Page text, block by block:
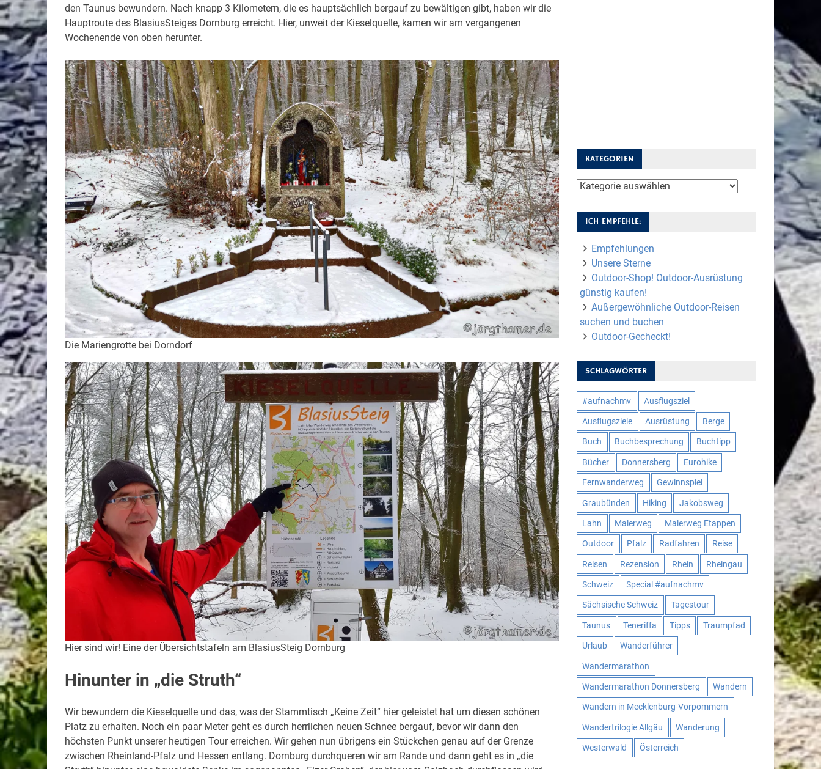
den Taunus bewundern. Nach knapp 3 Kilometern, die es hauptsächlich bergauf zu bewältigen gibt, haben wir die
Hauptroute des BlasiusSteiges Dornburg erreicht. Hier, unweit der Kieselquelle, kamen wir am vergangenen
Wochenende von oben herunter.
Die Mariengrotte bei Dorndorf
Hier sind wir! Eine der Übersichtstafeln am BlasiusSteig Dornburg
Hinunter in „die Struth“
Wir bewundern die Kieselquelle und das, was der Stammtisch „Keine Zeit“ hier geleistet hat um diesen schönen
Platz zu erhalten. Noch ein paar Meter geht es durch herrlichen neuen Schnee bergauf, bevor wir dann den
höchsten Punkt unserer heutigen Tour erreichen. Wir gehen nun übrigens ein Stückchen genau auf der Grenze
zwischen Rheinland-Pfalz und Hessen entlang. Dornburg durchqueren wir am Rande und dann geht es in „die
KATEGORIEN
Kategorien
ICH EMPFEHLE:
Empfehlungen
Unsere Sterne
Outdoor-Shop! Outdoor-Ausrüstung
günstig kaufen!
Außergewöhnliche Outdoor-Reisen
suchen und buchen
Outdoor-Gecheckt!
SCHLAGWÖRTER
#aufnachmv Ausflugsziel
Ausflugsziele Ausrüstung Berge
Buch Buchbesprechung Buchtipp
Bücher Donnersberg Eurohike
Fernwanderweg Gewinnspiel
Graubünden Hiking Jakobsweg
Lahn Malerweg Malerweg Etappen
Outdoor Pfalz Radfahren Reise
Reisen Rezension Rhein Rheingau
Schweiz Special #aufnachmv
Sächsische Schweiz Tagestour
Taunus Teneriffa Tipps Traumpfad
Urlaub Wanderführer
Wandermarathon
Wandermarathon Donnersberg Wandern
Wandern in Mecklenburg-Vorpommern
Wandertrilogie Allgäu Wanderung
Westerwald Österreich